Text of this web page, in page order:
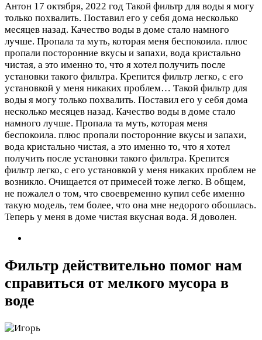
Антон 17 октября, 2022 год Такой фильтр для воды я могу
только похвалить. Поставил его у себя дома несколько
месяцев назад. Качество воды в доме стало намного
лучше. Пропала та муть, которая меня беспокоила. плюс
пропали посторонние вкусы и запахи, вода кристально
чистая, а это именно то, что я хотел получить после
установки такого фильтра. Крепится фильтр легко, с его
установкой у меня никаких проблем… Такой фильтр для
воды я могу только похвалить. Поставил его у себя дома
несколько месяцев назад. Качество воды в доме стало
намного лучше. Пропала та муть, которая меня
беспокоила. плюс пропали посторонние вкусы и запахи,
вода кристально чистая, а это именно то, что я хотел
получить после установки такого фильтра. Крепится
фильтр легко, с его установкой у меня никаких проблем не
возникло. Очищается от примесей тоже легко. В общем,
не пожалел о том, что своевременно купил себе именно
такую модель, тем более, что она мне недорого обошлась.
Теперь у меня в доме чистая вкусная вода. Я доволен.
Фильтр действительно помог нам
справиться от мелкого мусора в
воде